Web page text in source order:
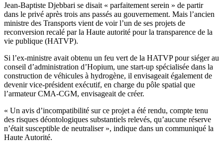
Jean-Baptiste Djebbari se disait « parfaitement serein » de partir
dans le privé après trois ans passés au gouvernement. Mais l’ancien
ministre des Transports vient de voir l’un de ses projets de
reconversion recalé par la Haute autorité pour la transparence de la
vie publique (HATVP).
Si l’ex-ministre avait obtenu un feu vert de la HATVP pour siéger au
conseil d’administration d’Hopium, une start-up spécialisée dans la
construction de véhicules à hydrogène, il envisageait également de
devenir vice-président exécutif, en charge du pôle spatial que
l’armateur CMA-CGM, envisageait de créer.
« Un avis d’incompatibilité sur ce projet a été rendu, compte tenu
des risques déontologiques substantiels relevés, qu’aucune réserve
n’était susceptible de neutraliser », indique dans un communiqué la
Haute Autorité.